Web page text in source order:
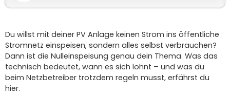
Du willst mit deiner PV Anlage keinen Strom ins öffentliche
Stromnetz einspeisen, sondern alles selbst verbrauchen?
Dann ist die Nulleinspeisung genau dein Thema. Was das
technisch bedeutet, wann es sich lohnt – und was du
beim Netzbetreiber trotzdem regeln musst, erfährst du
hier.